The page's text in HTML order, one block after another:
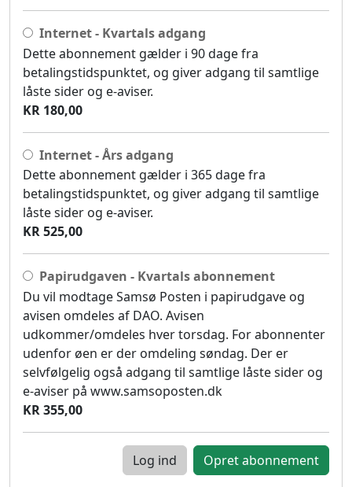
Internet - Kvartals adgang
Dette abonnement gælder i 90 dage fra
betalingstidspunktet, og giver adgang til samtlige
låste sider og e-aviser.
KR 180,00
Internet - Års adgang
Dette abonnement gælder i 365 dage fra
betalingstidspunktet, og giver adgang til samtlige
låste sider og e-aviser.
KR 525,00
Papirudgaven - Kvartals abonnement
Du vil modtage Samsø Posten i papirudgave og
avisen omdeles af DAO. Avisen
udkommer/omdeles hver torsdag. For abonnenter
udenfor øen er der omdeling søndag. Der er
selvfølgelig også adgang til samtlige låste sider og
e-aviser på www.samsoposten.dk
KR 355,00
Log ind